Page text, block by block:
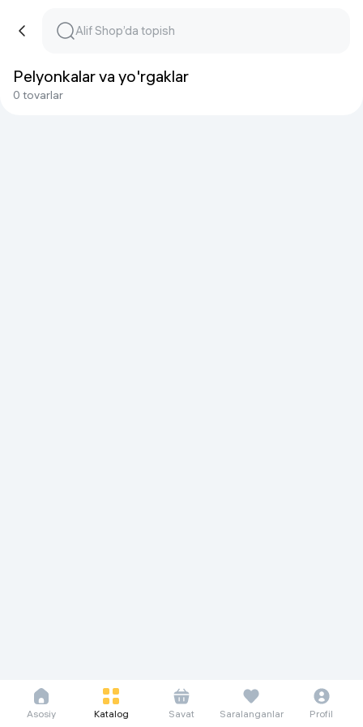
Pelyonkalar va yo'rgaklar
0 tovarlar
Asosiy Katalog Savat Saralanganlar Profil